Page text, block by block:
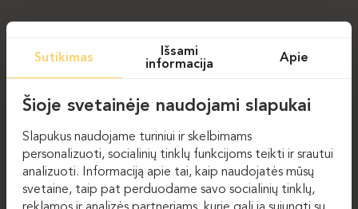
Sutikimas
Išsami
informacija
Apie
Šioje svetainėje naudojami slapukai
Slapukus naudojame turiniui ir skelbimams
personalizuoti, socialinių tinklų funkcijoms teikti ir srautui
analizuoti. Informaciją apie tai, kaip naudojatės mūsų
svetaine, taip pat perduodame savo socialinių tinklų,